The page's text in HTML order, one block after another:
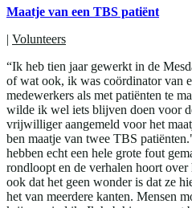
Maatje van een TBS patiënt
| Volunteers
“Ik heb tien jaar gewerkt in de
of wat ook, ik was coördinator van
medewerkers als met patiënten te
wilde ik wel iets blijven doen voor
vrijwilliger aangemeld voor het
ben maatje van twee TBS
hebben echt een hele grote fout
rondloopt en de verhalen hoort
ook dat het geen wonder is dat ze
het van meerdere kanten. Mensen